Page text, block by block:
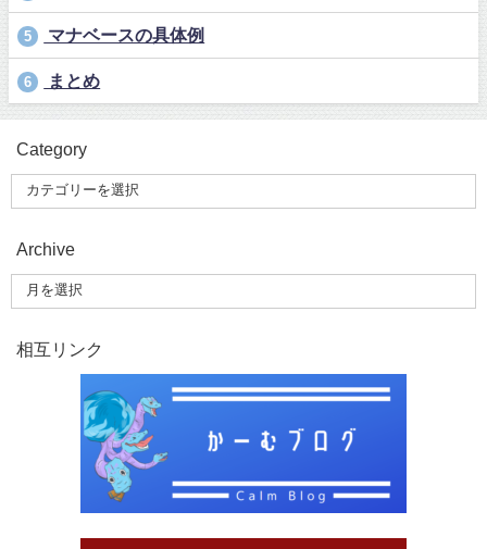
5 マナベースの具体例
6 まとめ
Category
Archive
相互リンク